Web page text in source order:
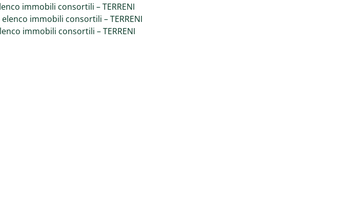
immobili consortili – TERRENI
elenco immobili consortili – TERRENI
immobili consortili – TERRENI